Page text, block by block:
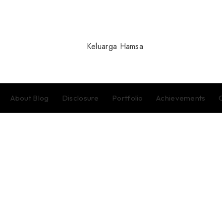
About Blog Disclosure Portfolio Achievements